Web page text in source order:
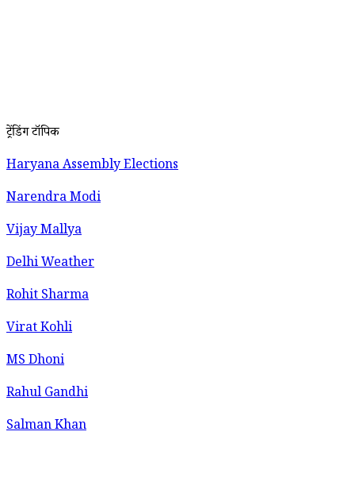
ट्रेंडिंग टॉपिक
Haryana Assembly Elections
Narendra Modi
Vijay Mallya
Delhi Weather
Rohit Sharma
Virat Kohli
MS Dhoni
Rahul Gandhi
Salman Khan